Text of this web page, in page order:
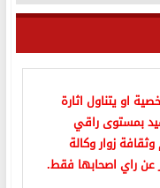
او يتناول اثارة
بمستوى راقي
زوار وكالة
عن راي اصحابها فقط.